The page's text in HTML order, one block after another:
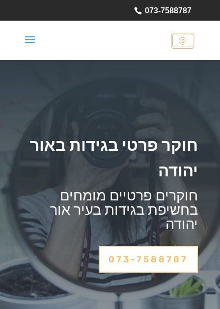
073-7588787
חוקר פרטי בגידות באור
יהודה
חוקרים פרטיים מומחים
בחשיפת בגידות בעיר אור
יהודה
073-7588787